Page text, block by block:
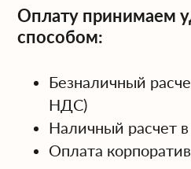
Оплату принимаем
способом:
Безналичный
НДС)
Наличный расчет
Оплата